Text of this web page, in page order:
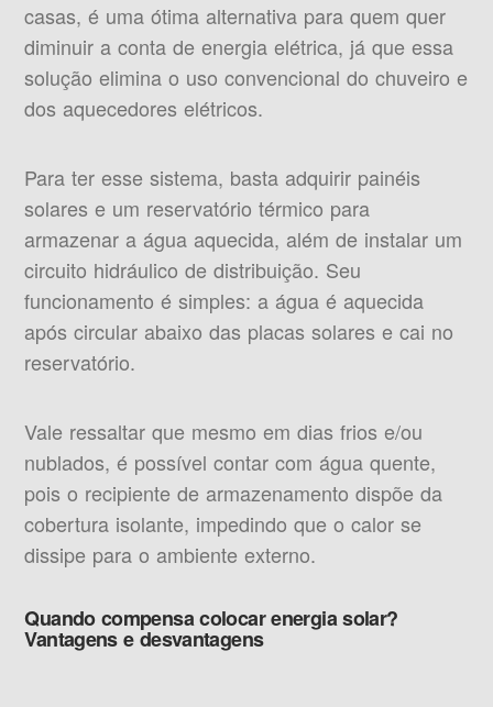
casas, é uma ótima alternativa para quem quer
diminuir a conta de energia elétrica, já que essa
solução elimina o uso convencional do chuveiro e
dos aquecedores elétricos.
Para ter esse sistema, basta adquirir painéis
solares e um reservatório térmico para
armazenar a água aquecida, além de instalar um
circuito hidráulico de distribuição. Seu
funcionamento é simples: a água é aquecida
após circular abaixo das placas solares e cai no
reservatório.
Vale ressaltar que mesmo em dias frios e/ou
nublados, é possível contar com água quente,
pois o recipiente de armazenamento dispõe da
cobertura isolante, impedindo que o calor se
dissipe para o ambiente externo.
Quando compensa colocar energia solar?
Vantagens e desvantagens